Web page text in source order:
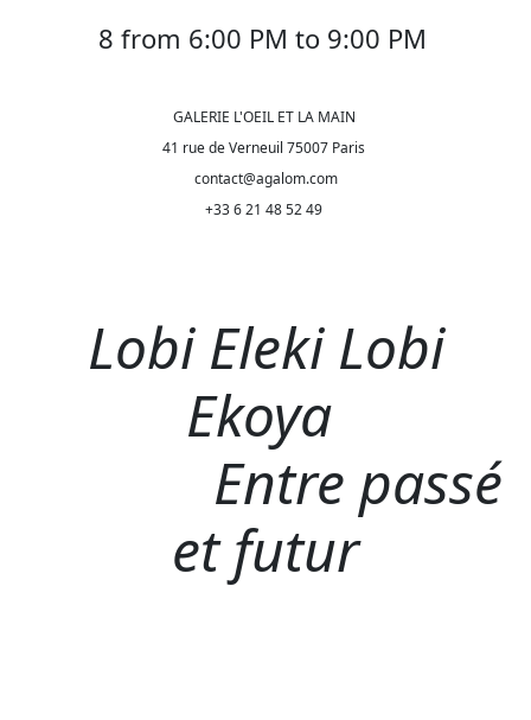
8 from 6:00 PM to 9:00 PM
GALERIE L'OEIL ET LA MAIN
41 rue de Verneuil 75007 Paris
contact@agalom.com
+33 6 21 48 52 49
Lobi Eleki Lobi
Ekoya
Entre passé
et futur